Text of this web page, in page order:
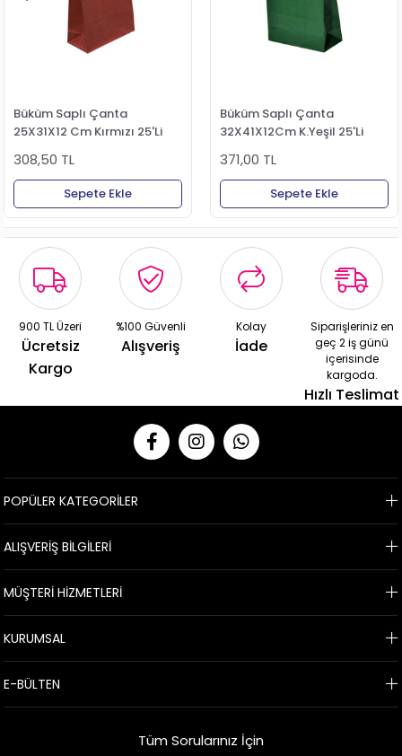
Büküm Saplı Çanta
25X31X12 Cm Kırmızı 25'Li
308,50 TL
Sepete Ekle
Büküm Saplı Çanta
32X41X12Cm K.Yeşil 25'Li
371,00 TL
Sepete Ekle
900 TL Üzeri
Ücretsiz
Kargo
%100 Güvenli
Alışveriş
Kolay
İade
Siparişleriniz en
geç 2 iş günü
içerisinde
kargoda.
Hızlı Teslimat
POPÜLER KATEGORİLER
ALIŞVERİŞ BİLGİLERİ
MÜŞTERİ HİZMETLERİ
KURUMSAL
E-BÜLTEN
Tüm Sorularınız İçin